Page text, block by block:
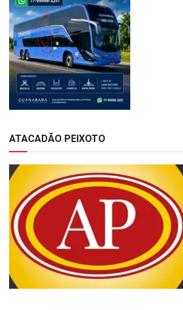
ATACADÃO PEIXOTO